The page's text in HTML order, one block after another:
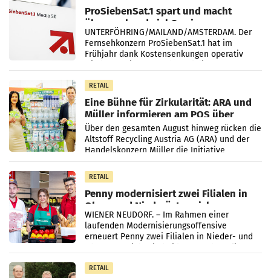
ProSiebenSat.1 spart und macht
überraschend viel Gewinn
UNTERFÖHRING/MAILAND/AMSTERDAM. Der
Fernsehkonzern ProSiebenSat.1 hat im
Frühjahr dank Kostensenkungen operativ
RETAIL
Eine Bühne für Zirkularität: ARA und
Müller informieren am POS über
Kreislauffähigkeit
Über den gesamten August hinweg rücken die
Altstoff Recycling Austria AG (ARA) und der
Handelskonzern Müller die Initiative
„Kreislauf-Helden“ in allen österreichischen
Müller-Filialen
RETAIL
Penny modernisiert zwei Filialen in
Ober- und Niederösterreich
WIENER NEUDORF. – Im Rahmen einer
laufenden Modernisierungsoffensive
erneuert Penny zwei Filialen in Nieder- und
RETAIL